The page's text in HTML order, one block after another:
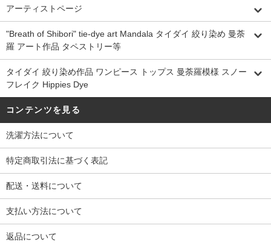
アーティストページ
"Breath of Shibori" tie-dye art Mandala タイダイ 絞り染め 曼荼
羅 アート作品 タペストリー等
タイダイ 絞り染め作品 ワンピース トップス 曼荼羅模様 スノー
フレイク Hippies Dye
コンテンツを見る
洗濯方法について
特定商取引法に基づく表記
配送・送料について
支払い方法について
返品について